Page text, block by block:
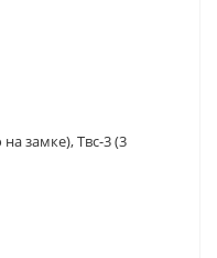
замке), Твс-3 (3